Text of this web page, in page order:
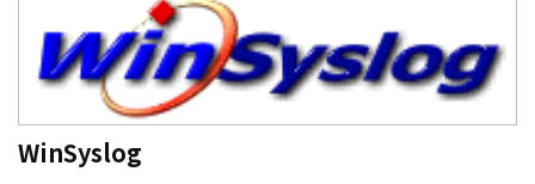
WinSyslog